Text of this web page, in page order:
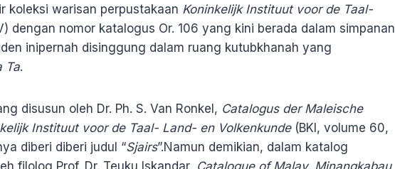
koleksi warisan perpustakaan Koninkelijk Instituut voor de Taal-
dengan nomor katalogus Or. 106 yang kini berada dalam simpanan
inipernah disinggung dalam ruang kutubkhanah yang
Ta.
disusun oleh Dr. Ph. S. Van Ronkel, Catalogus der Maleische
Instituut voor de Taal- Land- en Volkenkunde(BKI, volume 60,
diberi diberi judul “Sjairs”.Namun demikian, dalam katalog
filolog Prof. Dr. Teuku Iskandar, Catalogue of Malay, Minangkabau